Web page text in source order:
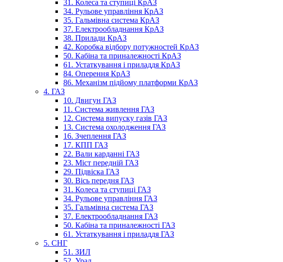
31. Колеса та ступиці КрАЗ
34. Рульове управління КрАЗ
35. Гальмівна система КрАЗ
37. Електрообладнання КрАЗ
38. Прилади КрАЗ
42. Коробка відбору потужностей КрАЗ
50. Кабіна та приналежності КрАЗ
61. Устаткування і приладдя КрАЗ
84. Оперення КрАЗ
86. Механізм підйому платформи КрАЗ
4. ГАЗ
10. Двигун ГАЗ
11. Система живлення ГАЗ
12. Система випуску газів ГАЗ
13. Система охолодження ГАЗ
16. Зчеплення ГАЗ
17. КПП ГАЗ
22. Вали карданні ГАЗ
23. Міст передній ГАЗ
29. Підвіска ГАЗ
30. Вісь передня ГАЗ
31. Колеса та ступиці ГАЗ
34. Рульове управління ГАЗ
35. Гальмівна система ГАЗ
37. Електрообладнання ГАЗ
50. Кабіна та приналежності ГАЗ
61. Устаткування і приладдя ГАЗ
5. СНГ
51. ЗИЛ